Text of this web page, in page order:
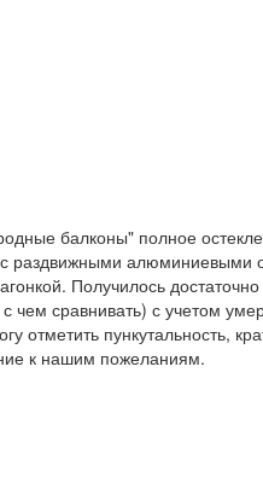
балконы" полное
с раздвижными алюминиевыми
Получилось достаточно
с чем сравнивать) с учетом
отметить пункутальность,
к нашим пожеланиям.